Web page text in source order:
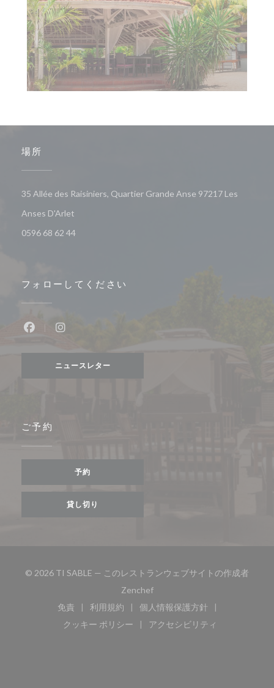
場所
35 Allée des Raisiniers, Quartier Grande Anse 97217 Les
Anses D'Arlet
0596 68 62 44
フォローしてください
ニュースレター
ご予約
予約
貸し切り
© 2026 TI SABLE — このレストランウェブサイトの作成者
Zenchef((新しいウィンドウで開きます))
免責
((新しいウィンドウで開きます))
利用規約
((新しいウィンドウで開きます))
個人情報保護方針
((新しいウィンドウで開
クッキー ポリシー
((新しいウィンドウで開きます))
アクセシビリティ
((新しいウィンドウで